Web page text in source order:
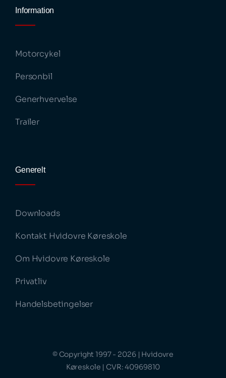
Information
Motorcykel
Personbil
Generhvervelse
Trailer
Generelt
Downloads
Kontakt Hvidovre Køreskole
Om Hvidovre Køreskole
Privatliv
Handelsbetingelser
© Copyright 1997 - 2026 | Hvidovre
Køreskole | CVR: 40969810